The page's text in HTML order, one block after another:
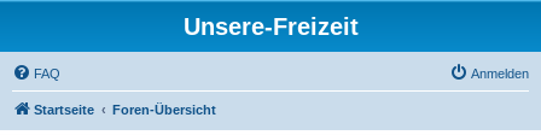
Unsere-Freizeit
FAQ Anmelden
Startseite Foren-Übersicht